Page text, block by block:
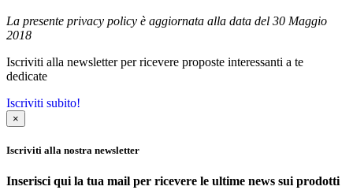
La presente privacy policy è aggiornata alla data del 30 Maggio
2018
Iscriviti alla newsletter per ricevere proposte interessanti a te
dedicate
Iscriviti subito!
×
Iscriviti alla nostra newsletter
Inserisci qui la tua mail per ricevere le ultime news sui prodotti